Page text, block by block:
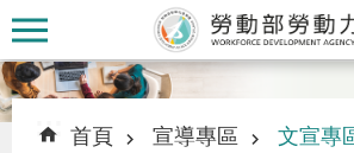
跳到主要內容區塊
:::
::: 首頁 宣導專區 文宣專